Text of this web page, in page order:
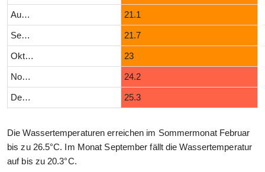
August 21.1
September 21.7
Oktober 23
November 24.2
Dezember 25.3
Die Wassertemperaturen erreichen im Sommermonat Februar
bis zu 26.5°C. Im Monat September fällt die Wassertemperatur
auf bis zu 20.3°C.